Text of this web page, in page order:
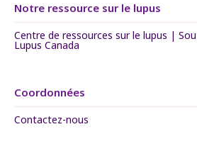
Notre ressource sur le lupus
Centre de ressources sur le lupus |
Lupus Canada
Coordonnées
Contactez-nous